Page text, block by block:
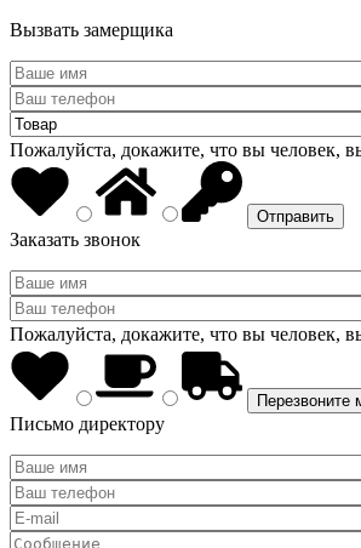
Вызвать замерщика
Пожалуйста, докажите, что вы человек,
Заказать звонок
Пожалуйста, докажите, что вы человек,
Письмо директору